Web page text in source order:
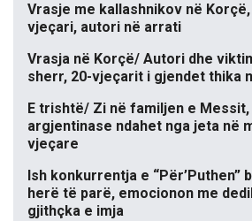
Vrasje me kallashnikov në
vjeçari, autori në arrati
Vrasja në Korçë/ Autori dhe
sherr, 20-vjeçarit i gjendet thika
E trishtë/ Zi në familjen e Messit,
argjentinase ndahet nga jeta në
vjeçare
Ish konkurrentja e “Për’Puthen”
herë të parë, emocionon me
gjithçka e imja